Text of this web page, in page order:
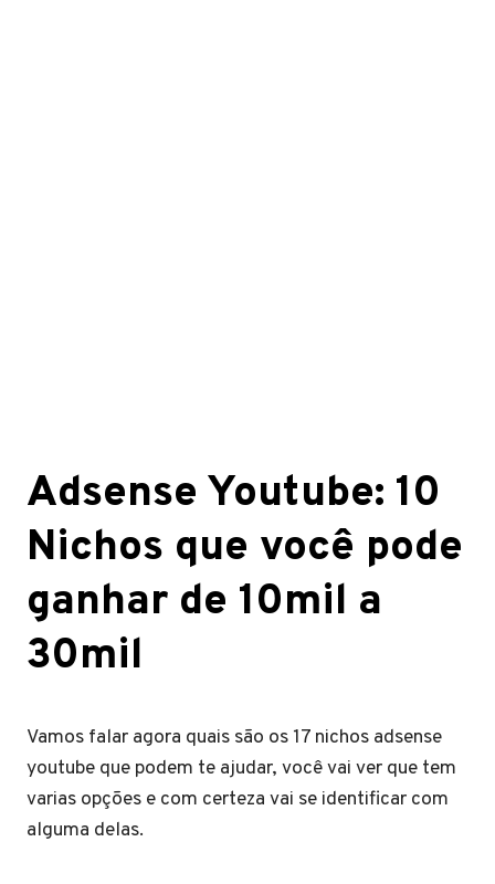
Adsense Youtube: 10
Nichos que você pode
ganhar de 10mil a
30mil
Vamos falar agora quais são os 17 nichos adsense
youtube que podem te ajudar, você vai ver que tem
varias opções e com certeza vai se identificar com
alguma delas.